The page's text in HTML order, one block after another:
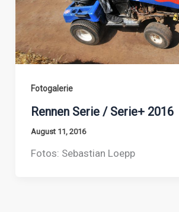
Fotogalerie
Rennen Serie / Serie+ 2016
August 11, 2016
Fotos: Sebastian Loepp